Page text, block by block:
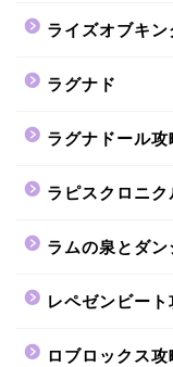
ライズオブキ
ラグナド
ラグナドール攻
ラピスクロニ
ラムの泉とダ
レペゼンビート
ロブロックス攻